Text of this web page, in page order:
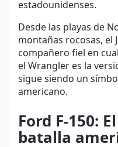
estadounidenses.
Desde las playas de
montañas rocosas, el
compañero fiel en
el Wrangler es la
sigue siendo un
americano.
Ford F-150:
batalla